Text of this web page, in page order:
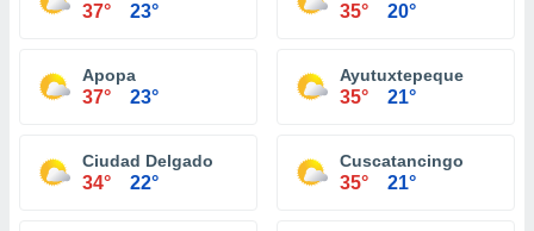
37° 23° 35° 20°
Apopa
37° 23°
Ayutuxtepeque
35° 21°
Ciudad Delgado
34° 22°
Cuscatancingo
35° 21°